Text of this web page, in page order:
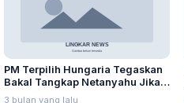
PM Terpilih Hungaria Tegaskan
Bakal Tangkap Netanyahu Jika
Masuk Wilayahnya
3 bulan yang lalu